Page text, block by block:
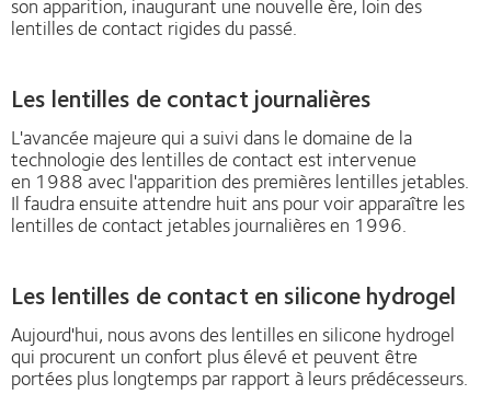
lentilles de contact rigides du passé.
Les lentilles de contact journalières
L'avancée majeure qui a suivi dans le domaine de la
technologie des lentilles de contact est intervenue
en 1988 avec l'apparition des premières lentilles jetables.
Il faudra ensuite attendre huit ans pour voir apparaître les
lentilles de contact jetables journalières en 1996.
Les lentilles de contact en silicone hydrogel
Aujourd'hui, nous avons des lentilles en silicone hydrogel
qui procurent un confort plus élevé et peuvent être
portées plus longtemps par rapport à leurs prédécesseurs.